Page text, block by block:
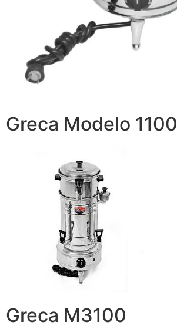
Greca Modelo 1100
Greca M3100